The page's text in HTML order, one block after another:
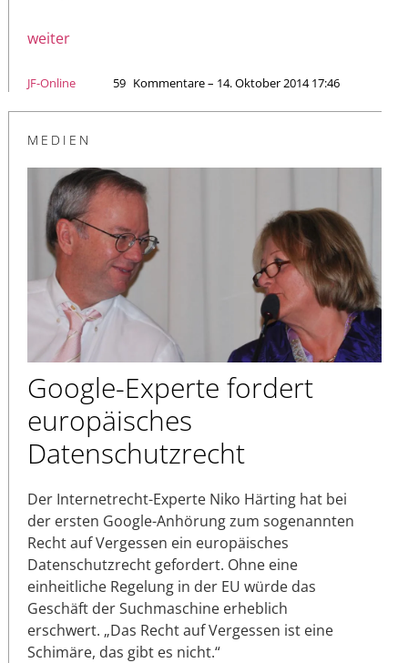
weiter
JF-Online 59 Kommentare – 14. Oktober 2014 17:46
MEDIEN
Google-Experte fordert
europäisches
Datenschutzrecht
Der Internetrecht-Experte Niko Härting hat bei
der ersten Google-Anhörung zum sogenannten
Recht auf Vergessen ein europäisches
Datenschutzrecht gefordert. Ohne eine
einheitliche Regelung in der EU würde das
Geschäft der Suchmaschine erheblich
erschwert. „Das Recht auf Vergessen ist eine
Schimäre, das gibt es nicht.“